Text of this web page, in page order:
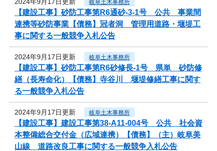
岐阜土木事務所
【建設工事】砂防工事第R6通砂-3-1号 公共 事業間
連携等砂防事業【債務】冠者洞 管理用道路・堰堤工
事に関する一般競争入札公告
2024年9月17日更新 岐阜土木事務所
【建設工事】砂防工事第R6砂修長-1号 県単 砂防修
繕（長寿命化）【債務】寺谷川 堰堤修繕工事に関す
る一般競争入札公告
2024年9月17日更新 岐阜土木事務所
【建設工事】建設工事第38-A11-004号 公共 社会資
本整備総合交付金（広域連携）【債務】（主）岐阜美
山線 道路改良工事に関する一般競争入札公告